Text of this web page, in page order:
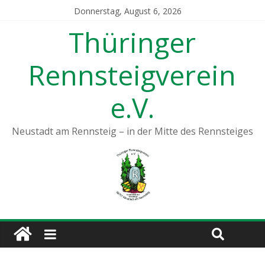
Donnerstag, August 6, 2026
Thüringer
Rennsteigverein
e.V.
Neustadt am Rennsteig – in der Mitte des Rennsteiges